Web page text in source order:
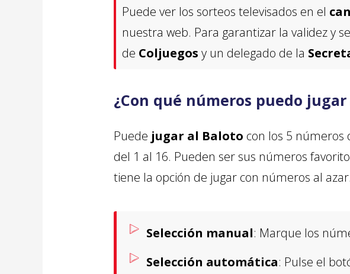
Puede ver los sorteos televisados en el
nuestra web. Para garantizar la validez y
de Coljuegos y un delegado de la
¿Con qué números puedo
Puede jugar al Baloto con los 5 números
del 1 al 16. Pueden ser sus números
tiene la opción de jugar con números al azar.
Selección manual: Marque los
Selección automática: Pulse el